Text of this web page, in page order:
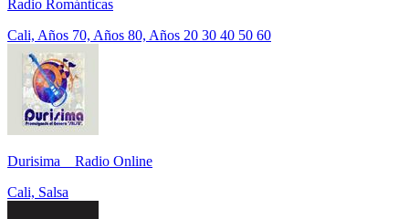
Radio Románticas
Cali, Años 70, Años 80, Años 20 30 40 50 60
Durisima _ Radio Online
Cali, Salsa